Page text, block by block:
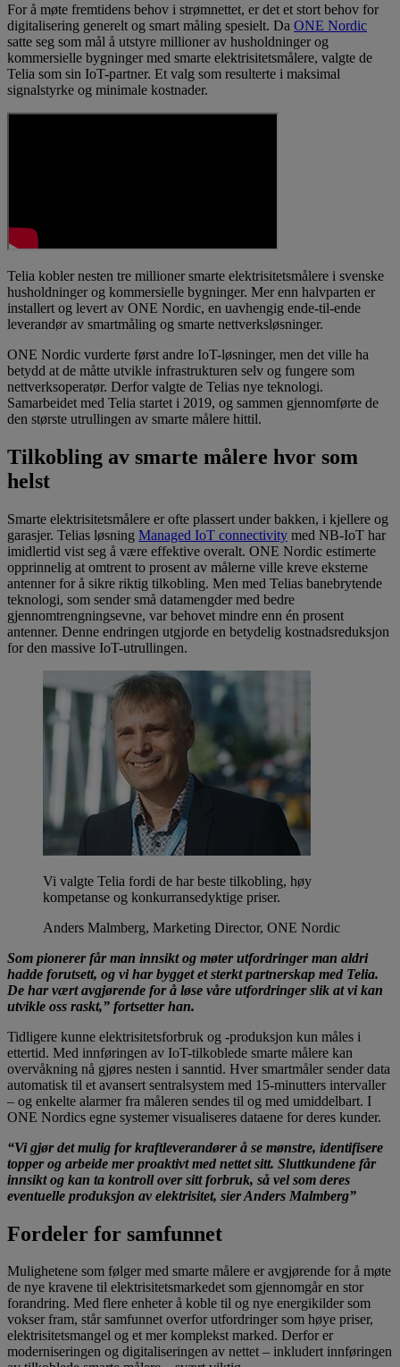
For å møte fremtidens behov i strømnettet, er det et stort behov for
digitalisering generelt og smart måling spesielt. Da ONE Nordic
satte seg som mål å utstyre millioner av husholdninger og
kommersielle bygninger med smarte elektrisitetsmålere, valgte de
Telia som sin IoT-partner. Et valg som resulterte i maksimal
signalstyrke og minimale kostnader.
Telia kobler nesten tre millioner smarte elektrisitetsmålere i svenske
husholdninger og kommersielle bygninger. Mer enn halvparten er
installert og levert av ONE Nordic, en uavhengig ende-til-ende
leverandør av smartmåling og smarte nettverksløsninger.
ONE Nordic vurderte først andre IoT-løsninger, men det ville ha
betydd at de måtte utvikle infrastrukturen selv og fungere som
nettverksoperatør. Derfor valgte de Telias nye teknologi.
Samarbeidet med Telia startet i 2019, og sammen gjennomførte de
den største utrullingen av smarte målere hittil.
Tilkobling av smarte målere hvor som
helst
Smarte elektrisitetsmålere er ofte plassert under bakken, i kjellere og
garasjer. Telias løsning Managed IoT connectivity med NB-IoT har
imidlertid vist seg å være effektive overalt. ONE Nordic estimerte
opprinnelig at omtrent to prosent av målerne ville kreve eksterne
antenner for å sikre riktig tilkobling. Men med Telias banebrytende
teknologi, som sender små datamengder med bedre
gjennomtrengningsevne, var behovet mindre enn én prosent
antenner. Denne endringen utgjorde en betydelig kostnadsreduksjon
for den massive IoT-utrullingen.
Vi valgte Telia fordi de har beste tilkobling, høy
kompetanse og konkurransedyktige priser.
Anders Malmberg, Marketing Director, ONE Nordic
Som pionerer får man innsikt og møter utfordringer man aldri
hadde forutsett, og vi har bygget et sterkt partnerskap med Telia.
De har vært avgjørende for å løse våre utfordringer slik at vi kan
utvikle oss raskt,” fortsetter han.
Tidligere kunne elektrisitetsforbruk og -produksjon kun måles i
ettertid. Med innføringen av IoT-tilkoblede smarte målere kan
overvåkning nå gjøres nesten i sanntid. Hver smartmåler sender data
automatisk til et avansert sentralsystem med 15-minutters intervaller
– og enkelte alarmer fra måleren sendes til og med umiddelbart. I
ONE Nordics egne systemer visualiseres dataene for deres kunder.
“Vi gjør det mulig for kraftleverandører å se mønstre, identifisere
topper og arbeide mer proaktivt med nettet sitt. Sluttkundene får
innsikt og kan ta kontroll over sitt forbruk, så vel som deres
eventuelle produksjon av elektrisitet, sier Anders Malmberg”
Fordeler for samfunnet
Mulighetene som følger med smarte målere er avgjørende for å møte
de nye kravene til elektrisitetsmarkedet som gjennomgår en stor
forandring. Med flere enheter å koble til og nye energikilder som
vokser fram, står samfunnet overfor utfordringer som høye priser,
elektrisitetsmangel og et mer komplekst marked. Derfor er
moderniseringen og digitaliseringen av nettet – inkludert innføringen